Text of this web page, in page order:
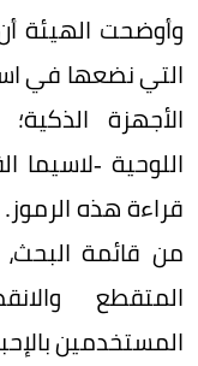
وأوضحت الهيئة
الأجهزة
اللوحية -
قراءة هذه
من قائمة
المتقطع
المستخدمين